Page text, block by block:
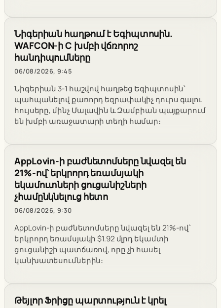
Նիգերիան հաղթում է Եգիպտոսին.
WAFCON-ի C խմբի վճռորոշ
հանդիպումները
06/08/2026, 9:45
Նիգերիան 3-1 հաշվով հաղթեց Եգիպտոսին՝
պահպանելով քառորդ եզրափակիչ դուրս գալու
հույսերը, մինչ Մալավին և Զամբիան պայքարում
են խմբի առաջատարի տեղի համար։
AppLovin-ի բաժնետոմսերը նվազել են
21%-ով՝ երկրորդ եռամսյակի
եկամուտների ցուցանիշների
չհամընկնելուց հետո
06/08/2026, 9:30
AppLovin-ի բաժնետոմսերը նվազել են 21%-ով՝
երկրորդ եռամսյակի $1.92 մլրդ եկամտի
ցուցանիշի պատճառով, որը չի հասել
կանխատեսումներին։
Թեյլոր Ֆրիցը պարտություն է կրել